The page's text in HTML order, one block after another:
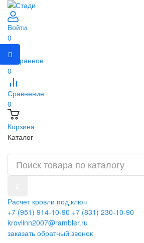
Войти
0
Избранное
0
Сравнение
0
Корзина
Каталог
Расчет кровли под ключ
+7 (951) 914-10-90 +7 (831) 230-10-90
krovlinn2007@rambler.ru
заказать обратный звонок